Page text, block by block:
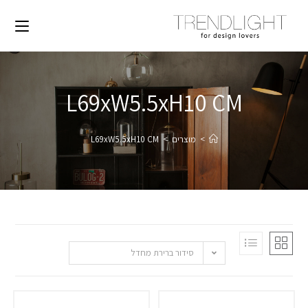
L69xW5.5xH10 CM
> מוצרים >
L69xW5.5xH10 CM
סידור ברירת מחדל